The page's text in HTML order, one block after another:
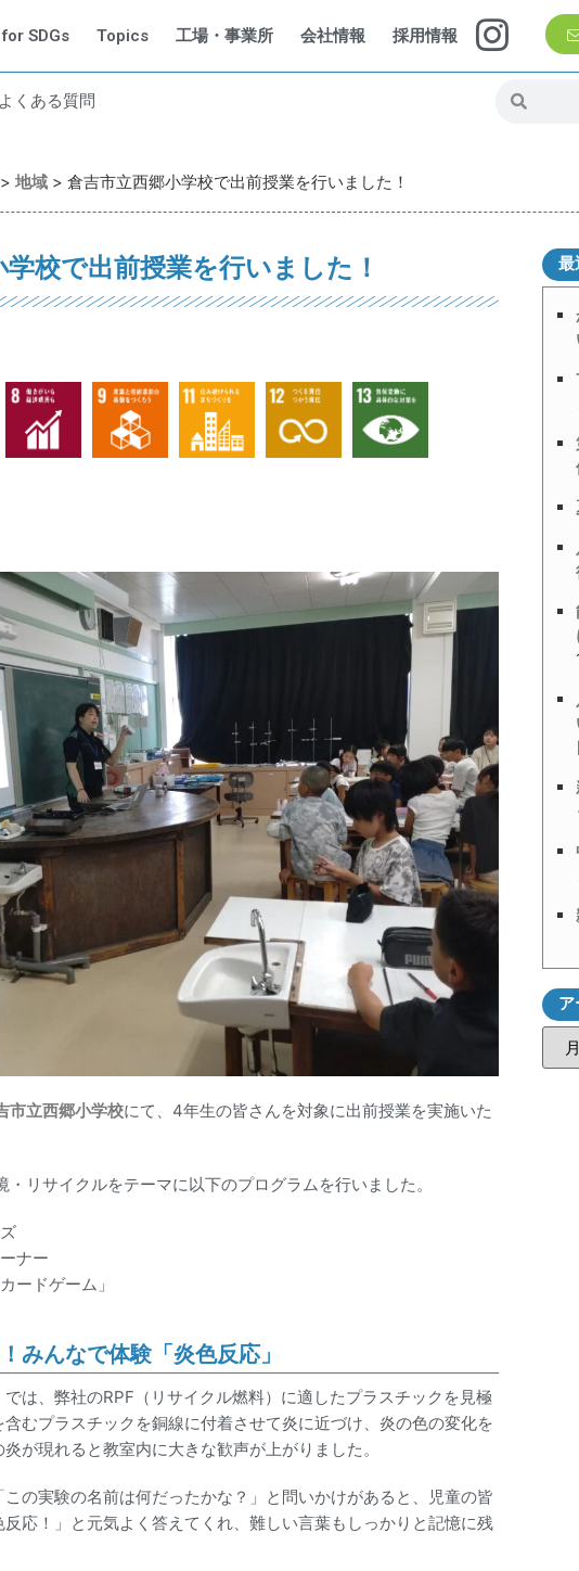
SDGs Topics 工場・事業所 会社情報 採用情報
よくある質問
> 地域 > 倉吉市立西郷小学校で出前授業を行いました！
校で出前授業を行いました！
市立西郷小学校にて、4年生の皆さんを対象に出前授業を実施いた
リサイクルをテーマに以下のプログラムを行いました。
ナー
ードゲーム」
みんなで体験「炎色反応」
は、弊社のRPF（リサイクル燃料）に適したプラスチックを見極
むプラスチックを銅線に付着させて炎に近づけ、炎の色の変化を
が現れると教室内に大きな歓声が上がりました。
の実験の名前は何だったかな？」と問いかけがあると、児童の皆
応！」と元気よく答えてくれ、難しい言葉もしっかりと記憶に残
最
ア